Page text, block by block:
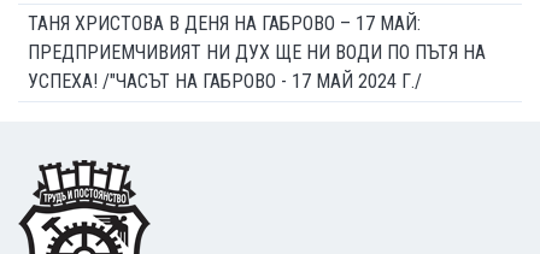
ТАНЯ ХРИСТОВА В ДЕНЯ НА ГАБРОВО – 17 МАЙ:
ПРЕДПРИЕМЧИВИЯТ НИ ДУХ ЩЕ НИ ВОДИ ПО ПЪТЯ НА
УСПЕХА! /"ЧАСЪТ НА ГАБРОВО - 17 МАЙ 2024 Г./
Footer